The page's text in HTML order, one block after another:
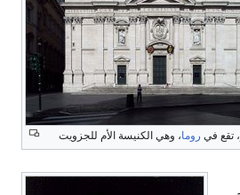
، تقع في روما، وهي الكنيسة الأم للجزويت